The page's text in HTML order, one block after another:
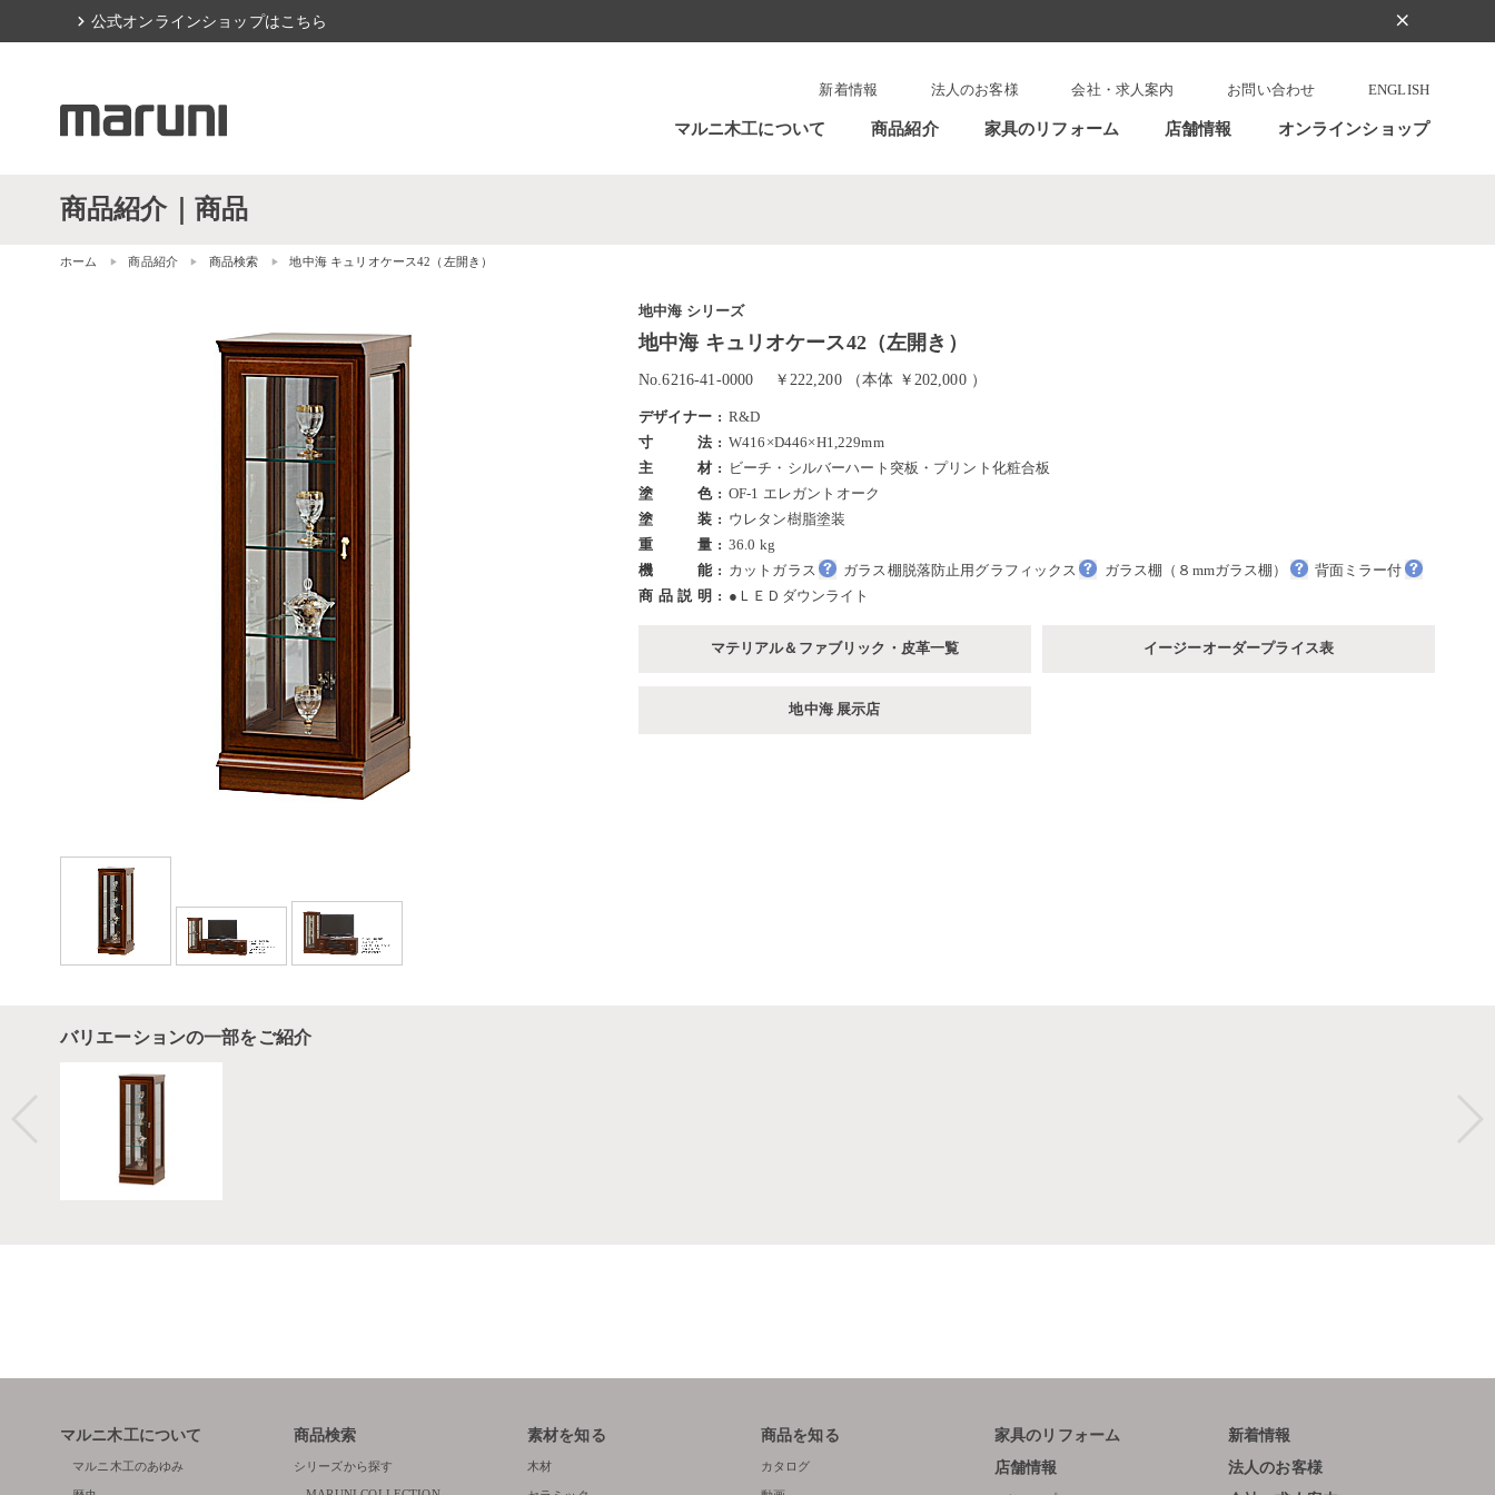
chevron_right 公式オンラインショップはこちら clear
マルニ木工について 商品紹介 家具のリフォーム 店舗情報 オンラインショップ
新着情報 法人のお客様 会社・求人案内 お問い合わせ ENGLISH
商品紹介｜商品
ホーム 商品紹介 商品検索 地中海 キュリオケース42（左開き）
地中海 シリーズ
地中海 キュリオケース42（左開き）
No.6216-41-0000 ￥222,200 （本体 ￥202,000 ）
デザイナー
R&D
寸法
W416×D446×H1,229mm
主材
ビーチ・シルバーハート突板・プリント化粧合板
塗色
OF-1 エレガントオーク
塗装
ウレタン樹脂塗装
重量
36.0 kg
機能
カットガラス ガラス棚脱落防止用グラフィックス ガラス棚（８mmガラス棚）
背面ミラー付
商品説明
●ＬＥＤダウンライト
マテリアル＆ファブリック・皮革一覧 イージーオーダープライス表
地中海 展示店
バリエーションの一部をご紹介
マルニ木工について
マルニ木工のあゆみ
商品検索
シリーズから探す
素材を知る
木材
商品を知る
カタログ
家具のリフォーム
店舗情報
新着情報
法人のお客様